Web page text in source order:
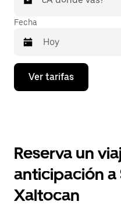
Fecha
Presiona
flecha
el
y
selecciona
una
Ver tarifas
Reserva un
anticipación a
Xaltocan